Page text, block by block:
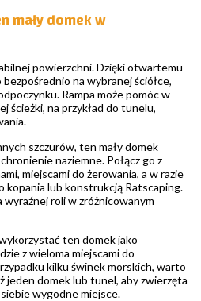
mały domek w
powierzchni. Dzięki otwartemu
na wybranej ściółce,
Rampa może pomóc w
ścieżki, na przykład do tunelu,
szczurów, ten mały domek
naziemne. Połącz go z
miejscami do żerowania, a w razie
kopania lub konstrukcją Ratscaping.
roli w zróżnicowanym
ten domek jako
z wieloma miejscami do
kilku świnek morskich, warto
jeden domek lub tunel, aby zwierzęta
wygodne miejsce.